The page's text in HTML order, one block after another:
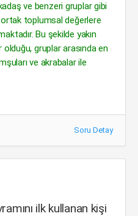
ve benzeri gruplar gibi
ortak toplumsal değerlere
Bu şekilde yakın
olduğu, gruplar arasında en
ve akrabalar ile
Soru Detay
ilk kullanan kişi